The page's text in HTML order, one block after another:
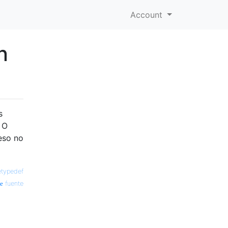
Account
no
fuente